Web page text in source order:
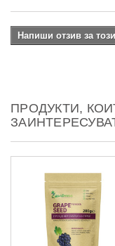
Напиши отзив за
ПРОДУКТИ,